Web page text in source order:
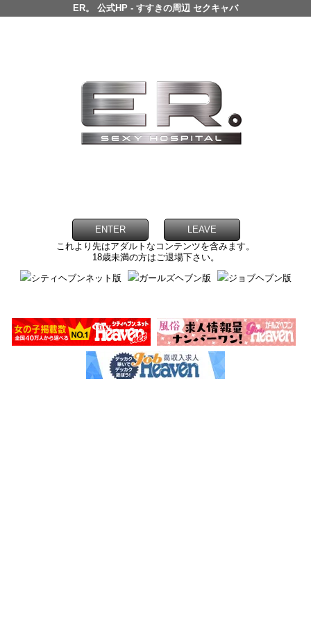
ER。 公式HP - すすきの周辺 セクキャバ
ENTER
LEAVE
これより先はアダルトなコンテンツを含みます。
18歳未満の方はご退場下さい。